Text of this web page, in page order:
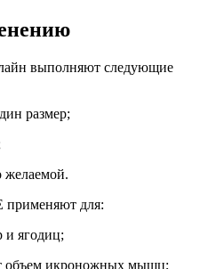
выполняют следующие
размер;
желаемой.
для:
и ягодиц;
объем икроножных мышц;